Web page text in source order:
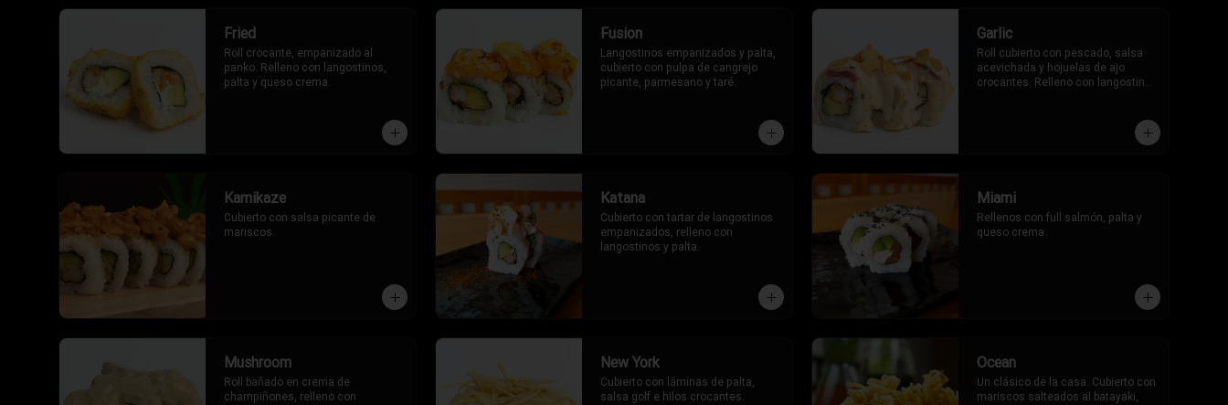
Fried
Roll crocante, empanizado al
panko. Relleno con langostinos,
palta y queso crema.
Fusion
Langostinos empanizados y palta,
cubierto con pulpa de cangrejo
picante, parmesano y taré.
Garlic
Roll cubierto con pescado, salsa
acevichada y hojuelas de ajo
crocantes. Relleno con langostinos
Kamikaze
Cubierto con salsa picante de
mariscos.
Katana
Cubierto con tartar de langostinos
empanizados, relleno con
langostinos y palta.
Miami
Rellenos con full salmón, palta y
queso crema.
Mushroom
Roll bañado en crema de
champiñones, relleno con
New York
Cubierto con láminas de palta,
salsa golf e hilos crocantes.
Ocean
Un clásico de la casa. Cubierto con
mariscos salteados al batayaki,